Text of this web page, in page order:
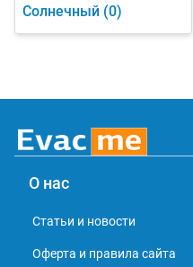
Солнечный (0)
О нас
Статьи и новости
Оферта и правила сайта